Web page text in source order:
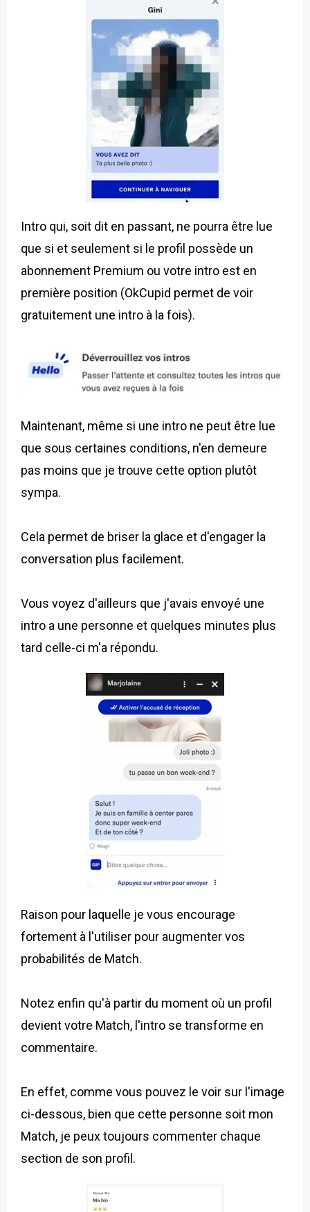
Intro qui, soit dit en passant, ne pourra être lue
que si et seulement si le profil possède un
abonnement Premium ou votre intro est en
première position (OkCupid permet de voir
gratuitement une intro à la fois).
Maintenant, même si une intro ne peut être lue
que sous certaines conditions, n'en demeure
pas moins que je trouve cette option plutôt
sympa.
Cela permet de briser la glace et d'engager la
conversation plus facilement.
Vous voyez d'ailleurs que j'avais envoyé une
intro a une personne et quelques minutes plus
tard celle-ci m'a répondu.
Raison pour laquelle je vous encourage
fortement à l'utiliser pour augmenter vos
probabilités de Match.
Notez enfin qu'à partir du moment où un profil
devient votre Match, l'intro se transforme en
commentaire.
En effet, comme vous pouvez le voir sur l'image
ci-dessous, bien que cette personne soit mon
Match, je peux toujours commenter chaque
section de son profil.